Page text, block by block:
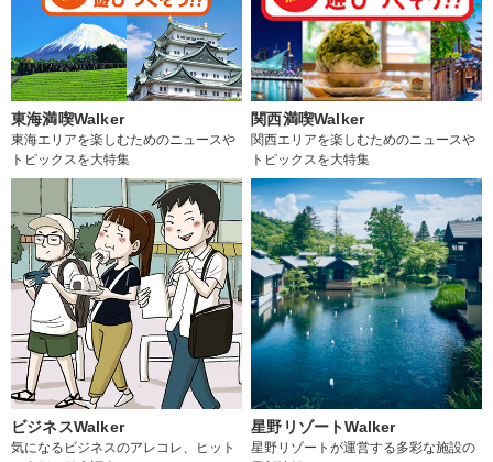
東海満喫Walker
東海エリアを楽しむためのニュースや
トピックスを大特集
関西満喫Walker
関西エリアを楽しむためのニュースや
トピックスを大特集
ビジネスWalker
気になるビジネスのアレコレ、ヒット
星野リゾートWalker
星野リゾートが運営する多彩な施設の